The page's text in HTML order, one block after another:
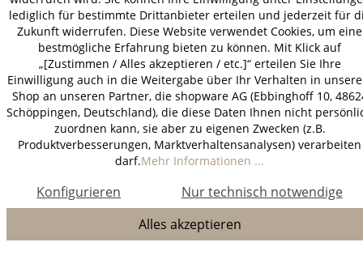
lediglich für bestimmte Drittanbieter erteilen und jederzeit für
Zukunft widerrufen. Diese Website verwendet Cookies, um eine
bestmögliche Erfahrung bieten zu können. Mit Klick auf
„[Zustimmen / Alles akzeptieren / etc.]“ erteilen Sie Ihre
Einwilligung auch in die Weitergabe über Ihr Verhalten in
Shop an unseren Partner, die shopware AG (Ebbinghoff 10,
Schöppingen, Deutschland), die diese Daten Ihnen nicht
zuordnen kann, sie aber zu eigenen Zwecken (z.B.
Produktverbesserungen, Marktverhaltensanalysen) verarbeiten
darf.Mehr Informationen ...
Nur technisch notwendige
Konfigurieren
Alles akzeptieren